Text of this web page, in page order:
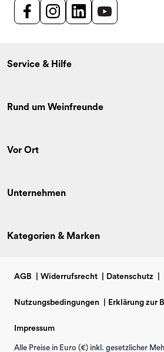
Service & Hilfe
Rund um Weinfreunde
Vor Ort
Unternehmen
Kategorien & Marken
AGB Widerrufsrecht Datenschutz
Nutzungsbedingungen Erklärung zur
Impressum
Alle Preise in Euro (€) inkl. gesetzlicher